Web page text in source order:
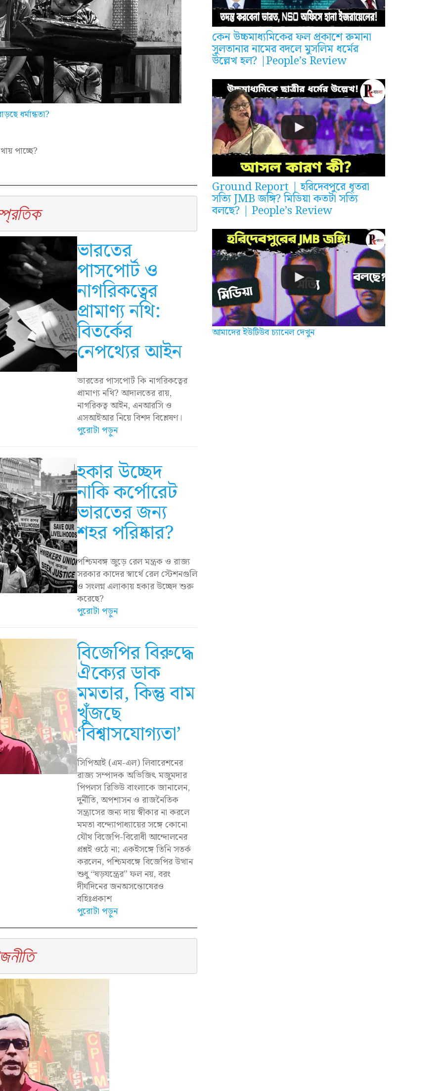
ধর্মান্ধতা?
পাচ্ছে?
ভারতের
পাসপোর্ট ও
নাগরিকত্বের
প্রামাণ্য নথি:
বিতর্কের
নেপথ্যের আইন
ভারতের পাসপোর্ট কি নাগরিকত্বের
প্রামাণ্য নথি? আদালতের রায়,
নাগরিকত্ব আইন, এনআরসি ও
এসআইআর নিয়ে বিশদ বিশ্লেষণ।
পুরোটা পড়ুন
হকার উচ্ছেদ
নাকি কর্পোরেট
ভারতের জন্য
শহর পরিষ্কার?
পশ্চিমবঙ্গ জুড়ে রেল মন্ত্রক ও রাজ্য
সরকার কাদের স্বার্থে রেল স্টেশনগুলি
ও সংলগ্ন এলাকায় হকার উচ্ছেদ শুরু
করেছে?
পুরোটা পড়ুন
বিজেপির বিরুদ্ধে
ঐক্যের ডাক
মমতার, কিন্তু বাম
খুঁজছে
‘বিশ্বাসযোগ্যতা’
সিপিআই (এম-এল) লিবারেশনের
রাজ্য সম্পাদক অভিজিৎ মজুমদার
পিপলস রিভিউ বাংলাকে জানালেন,
দুর্নীতি, অপশাসন ও রাজনৈতিক
সন্ত্রাসের জন্য দায় স্বীকার না করলে
মমতা বন্দ্যোপাধ্যায়ের সঙ্গে কোনো
যৌথ বিজেপি-বিরোধী আন্দোলনের
প্রশ্নই ওঠে না; একইসঙ্গে তিনি সতর্ক
করলেন, পশ্চিমবঙ্গে বিজেপির উত্থান
শুধু “ষড়যন্ত্রের” ফল নয়, বরং
দীর্ঘদিনের জনঅসন্তোষেরও
বহিঃপ্রকাশ
পুরোটা পড়ুন
কেন উচ্চমাধ্যমিকের ফল প্রকাশে রুমানা
সুলতানার নামের বদলে মুসলিম ধর্মের
উল্লেখ হল? |People’s Review
Ground Report | হরিদেবপুরে ধৃতরা
সত্যি JMB জঙ্গি? মিডিয়া কতটা সত্যি
বলছে? | People’s Review
আমাদের ইউটিউব চ্যানেল দেখুন